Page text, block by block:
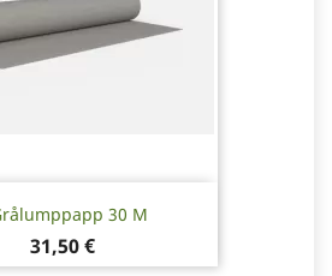
30 M
Pris
31,50 €